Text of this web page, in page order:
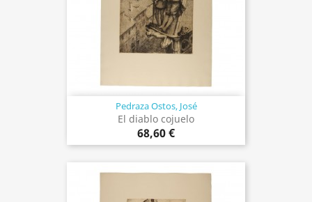
Pedraza Ostos, José
El diablo cojuelo
68,60 €